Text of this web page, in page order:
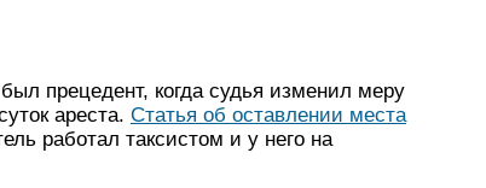
прецедент, когда судья изменил меру
ареста. Статья об оставлении места
работал таксистом и у него на